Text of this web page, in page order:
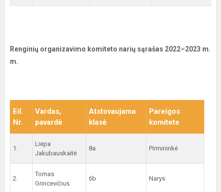
Renginių organizavimo komiteto narių sąrašas 2022–2023 m.
m.
Eil.
Nr.
Vardas,
pavardė
Atstovaujama
klasė
Pareigos
komitete
1.
Liepa
Jakubauskaitė
8a Pirmininkė
2.
Tomas
Grincevičius
6b Narys